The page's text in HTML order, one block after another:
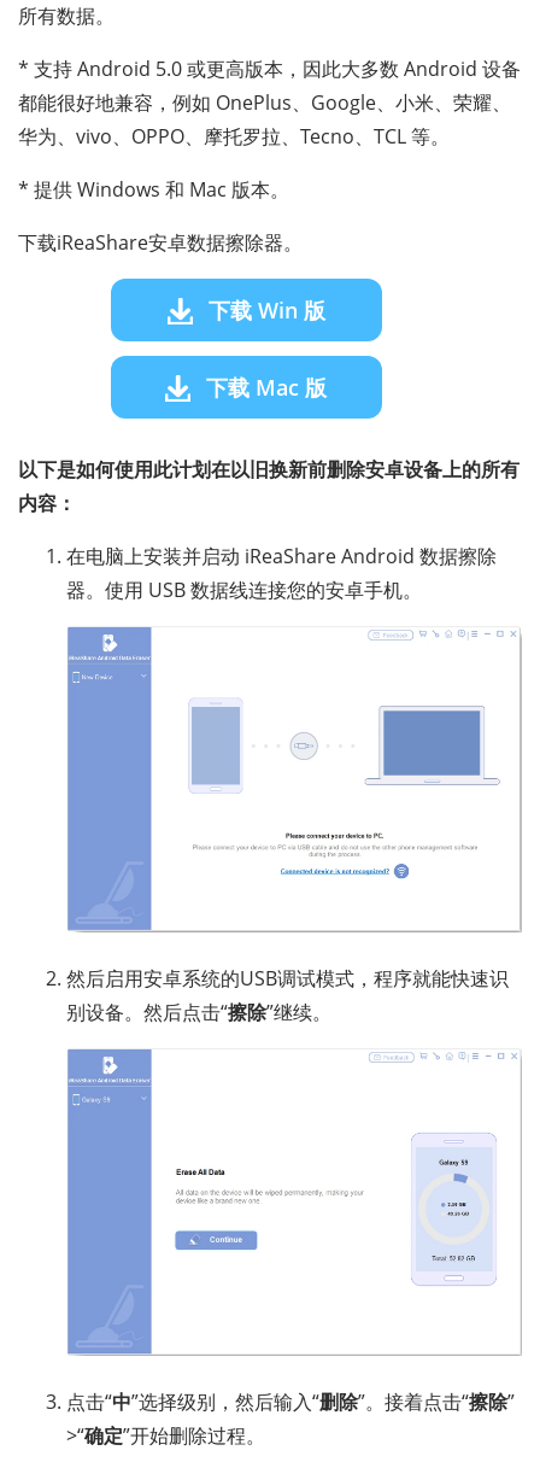
所有数据。
* 支持 Android 5.0 或更高版本，因此大多数 Android 设备
都能很好地兼容，例如 OnePlus、Google、小米、荣耀、
华为、vivo、OPPO、摩托罗拉、Tecno、TCL 等。
* 提供 Windows 和 Mac 版本。
下载iReaShare安卓数据擦除器。
下载 Win 版
下载 Mac 版
以下是如何使用此计划在以旧换新前删除安卓设备上的所有
内容：
在电脑上安装并启动 iReaShare Android 数据擦除
器。使用 USB 数据线连接您的安卓手机。
然后启用安卓系统的USB调试模式，程序就能快速识
别设备。然后点击“擦除”继续。
点击“中”选择级别，然后输入“删除”。接着点击“擦除”
>“确定”开始删除过程。